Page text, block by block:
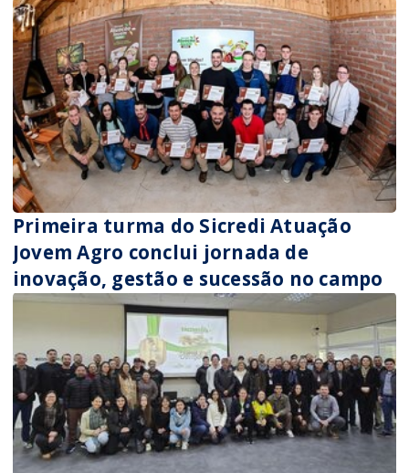
Primeira turma do Sicredi Atuação
Jovem Agro conclui jornada de
inovação, gestão e sucessão no campo